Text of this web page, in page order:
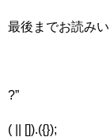
最後までお読み
?”
( || []).({});